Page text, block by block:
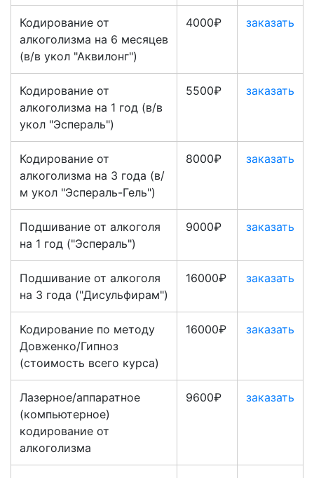
Кодирование от
алкоголизма на 6 месяцев
(в/в укол "Аквилонг")
4000₽ заказать
Кодирование от
алкоголизма на 1 год (в/в
укол "Эспераль")
5500₽ заказать
Кодирование от
алкоголизма на 3 года (в/
м укол "Эспераль-Гель")
8000₽ заказать
Подшивание от алкоголя
на 1 год ("Эспераль")
9000₽ заказать
Подшивание от алкоголя
на 3 года ("Дисульфирам")
16000₽ заказать
Кодирование по методу
Довженко/Гипноз
(стоимость всего курса)
16000₽ заказать
Лазерное/аппаратное
(компьютерное)
кодирование от
алкоголизма
9600₽ заказать